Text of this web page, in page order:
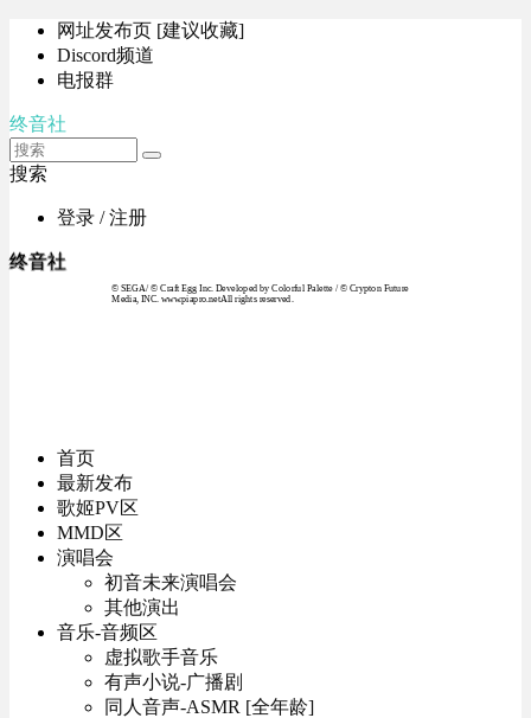
网址发布页 [建议收藏]
Discord频道
电报群
终音社
搜索
登录 / 注册
终音社
© SEGA / © Craft Egg Inc. Developed by Colorful Palette / © Crypton Future
Media, INC. www.piapro.netAll rights reserved.
首页
最新发布
歌姬PV区
MMD区
演唱会
初音未来演唱会
其他演出
音乐-音频区
虚拟歌手音乐
有声小说-广播剧
同人音声-ASMR [全年龄]